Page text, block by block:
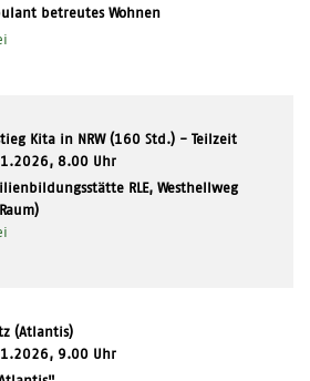
betreutes Wohnen
Kita in NRW (160 Std.) - Teilzeit
8.00 Uhr
RLE, Westhellweg
(Atlantis)
9.00 Uhr